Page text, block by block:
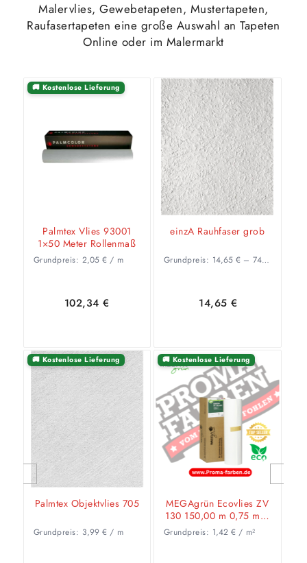
Malervlies, Gewebetapeten, Mustertapeten,
Raufasertapeten eine große Auswahl an Tapeten
Online oder im Malermarkt
🚚 Kostenlose Lieferung
Palmtex Vlies 93001
1×50 Meter Rollenmaß
Grundpreis: 2,05 €/ m
102,34€
einzA Rauhfaser grob
Grundpreis: 14,65 €–74,27
14,65 €
🚚 Kostenlose Lieferung
Palmtex Objektvlies 705
Grundpreis: 3,99 €/ m
🚚 Kostenlose Lieferung
MEGAgrün Ecovlies ZV
130 150,00 m 0,75 m =
112,50 qm
Grundpreis: 1,42 €/ m²